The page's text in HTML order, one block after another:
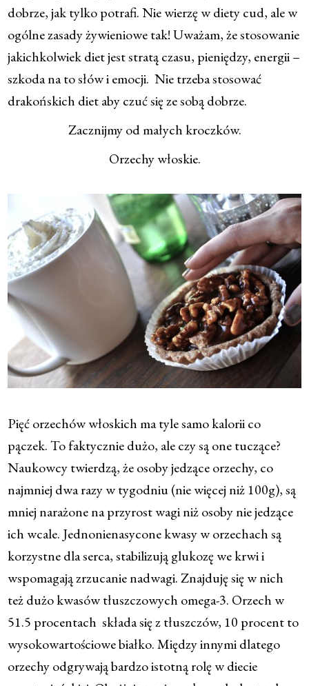
dobrze, jak tylko potrafi. Nie wierzę w diety cud, ale w
ogólne zasady żywieniowe tak! Uważam, że stosowanie
jakichkolwiek diet jest stratą czasu, pieniędzy, energii –
szkoda na to słów i emocji. Nie trzeba stosować
drakońskich diet aby czuć się ze sobą dobrze.
Zacznijmy od małych kroczków.
Orzechy włoskie.
Pięć orzechów włoskich ma tyle samo kalorii co
pączek. To faktycznie dużo, ale czy są one tuczące?
Naukowcy twierdzą, że osoby jedzące orzechy, co
najmniej dwa razy w tygodniu (nie więcej niż 100g), są
mniej narażone na przyrost wagi niż osoby nie jedzące
ich wcale. Jednonienasycone kwasy w orzechach są
korzystne dla serca, stabilizują glukozę we krwi i
wspomagają zrzucanie nadwagi. Znajduję się w nich
też dużo kwasów tłuszczowych omega-3. Orzech w
51.5 procentach składa się z tłuszczów, 10 procent to
wysokowartościowe białko. Między innymi dlatego
orzechy odgrywają bardzo istotną rolę w diecie